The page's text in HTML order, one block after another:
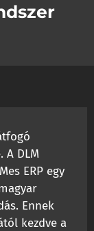
A DLM
ERP egy
Ennek
kezdve a